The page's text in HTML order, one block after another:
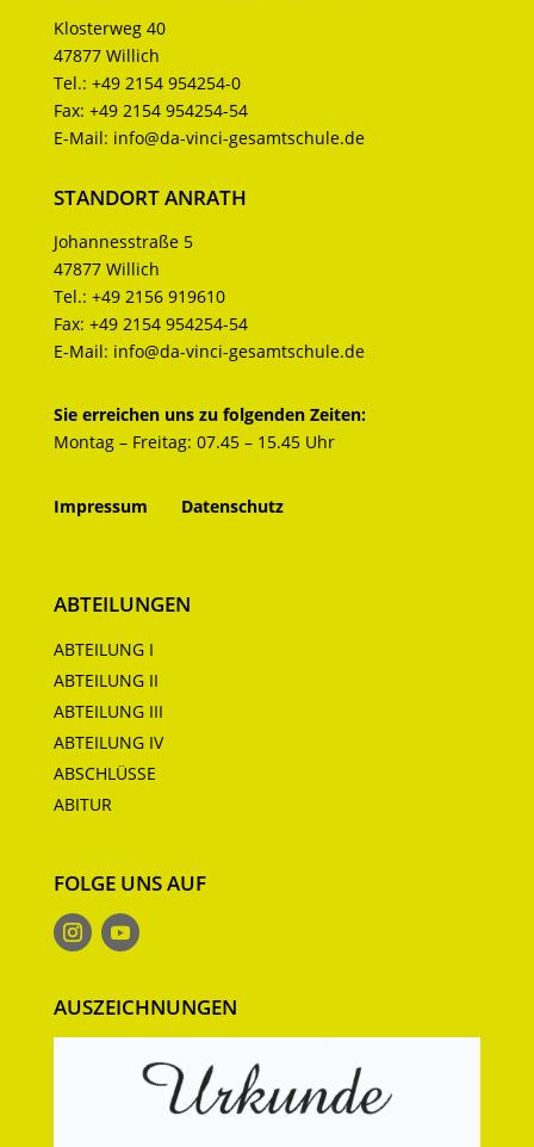
Klosterweg 40
47877 Willich
Tel.: +49 2154 954254-0
Fax: +49 2154 954254-54
E-Mail: info@da-vinci-gesamtschule.de
STANDORT ANRATH
Johannesstraße 5
47877 Willich
Tel.: +49 2156 919610
Fax: +49 2154 954254-54
E-Mail: info@da-vinci-gesamtschule.de
Sie erreichen uns zu folgenden Zeiten:
Montag – Freitag: 07.45 – 15.45 Uhr
Impressum Datenschutz
ABTEILUNGEN
ABTEILUNG I
ABTEILUNG II
ABTEILUNG III
ABTEILUNG IV
ABSCHLÜSSE
ABITUR
FOLGE UNS AUF
AUSZEICHNUNGEN